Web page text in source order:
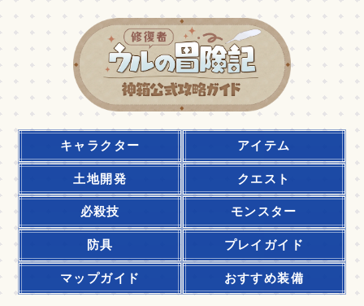
キャラクター アイテム
土地開発 クエスト
必殺技 モンスター
防具 プレイガイド
マップガイド おすすめ装備